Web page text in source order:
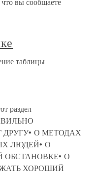
таблицы
раздел
О МЕТОДАХ
ЛЮДЕЙ• О
О
ХОРОШИЙ